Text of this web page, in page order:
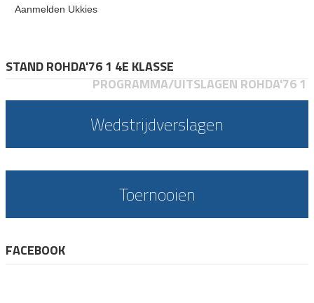
Aanmelden Ukkies
STAND ROHDA'76 1 4E KLASSE
PROGRAMMA/UITSLAGEN ROHDA'76 1
Wedstrijdverslagen
Toernooien
FACEBOOK